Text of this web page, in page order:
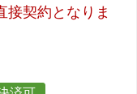
接契約となりま